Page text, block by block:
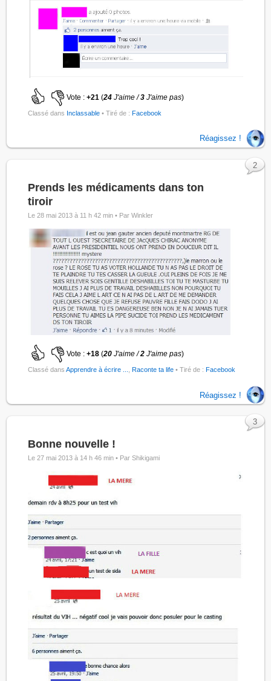
Vote :+21 (24J'aime /3 J'aime pas)
Classé dans Inclassable • Tiré de :Facebook
Réagissez !
Prends les médicaments dans ton
tiroir
Le 28 mai 2013 à 11 h 42 min • Par Winkler
Vote :+18 (20J'aime /2 J'aime pas)
Classé dansApprendre à écrire ... ,Raconte ta life
2
• Tiré de :Facebook
Réagissez !
Bonne nouvelle !
Le 27 mai 2013 à 14 h 46 min • Par Shikigami
3